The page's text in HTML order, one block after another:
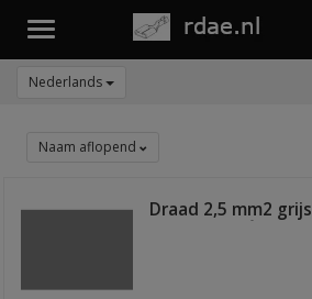
Toggle
Nederlands
Naam aflopend
Draad 2,5 mm2 grijs
FLR6Y-B 200°C